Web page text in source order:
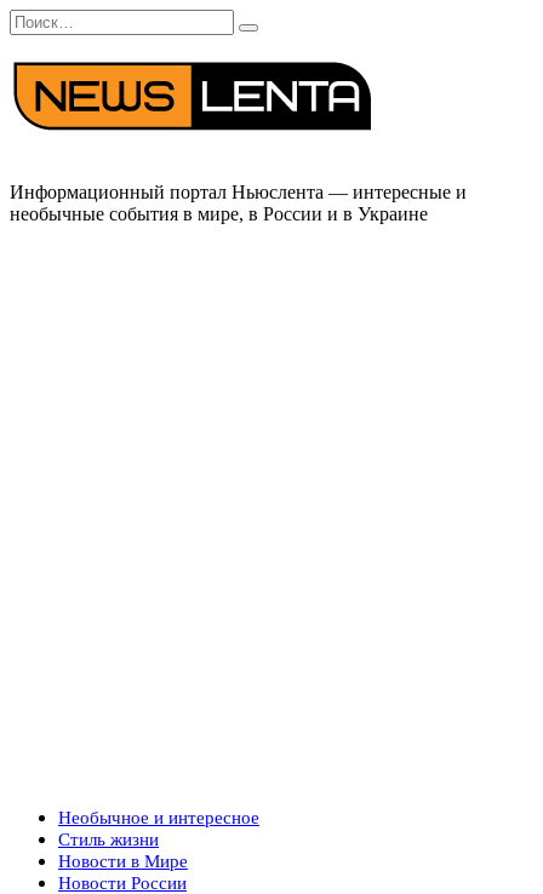
Перейти
к
содержанию
Search
for:
Информационный портал Ньюслента — интересные и
необычные события в мире, в России и в Украине
Необычное и интересное
Стиль жизни
Новости в Мире
Новости России